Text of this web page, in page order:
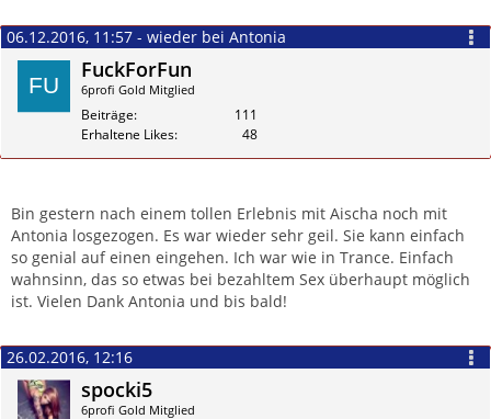
06.12.2016, 11:57 - wieder bei Antonia
FuckForFun
6profi Gold Mitglied
Beiträge
111
Erhaltene Likes
48
Bin gestern nach einem tollen Erlebnis mit Aischa noch mit
Antonia losgezogen. Es war wieder sehr geil. Sie kann einfach
so genial auf einen eingehen. Ich war wie in Trance. Einfach
wahnsinn, das so etwas bei bezahltem Sex überhaupt möglich
ist. Vielen Dank Antonia und bis bald!
Zitieren
26.02.2016, 12:16
spocki5
6profi Gold Mitglied